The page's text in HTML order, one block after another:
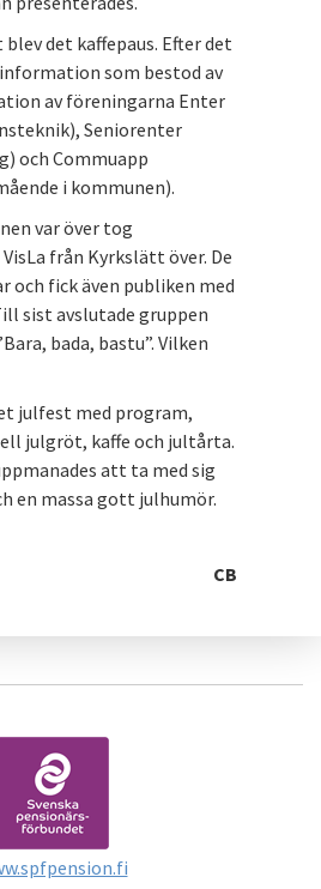
det kaffepaus. Efter det
som bestod av
av föreningarna Enter
Seniorenter
och Commuapp
i kommunen).
var över tog
från Kyrkslätt över. De
och fick även publiken med
sist avslutade gruppen
bada, bastu”. Vilken
julfest med program,
julgröt, kaffe och jultårta.
att ta med sig
en massa gott julhumör.
CB